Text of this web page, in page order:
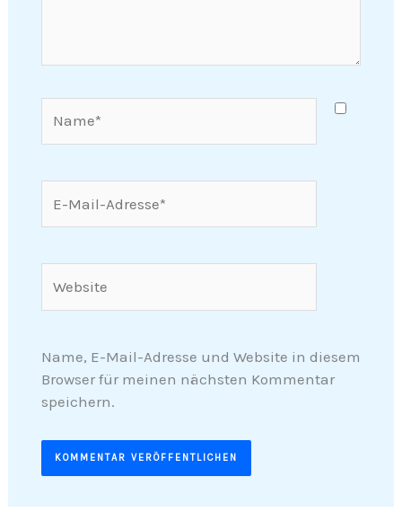
Mail-
Name, E-Mail-Adresse und Website in diesem
Browser für meinen nächsten Kommentar
speichern.